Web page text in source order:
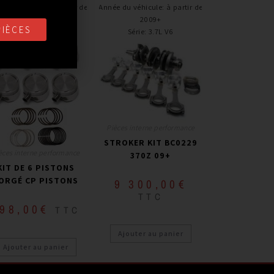
à partir de
2003 - 2006
:3.5 V6 VQ35DE
DE 6 PISTONS
CP PISTONS
€ TTC
Ajouter au panier
Année du véhicule: à partir de
2009+
Série: 3.7L V6
STROKER KIT BC0229
370Z 09+
9 300,00 €
TTC
Ajouter au panier